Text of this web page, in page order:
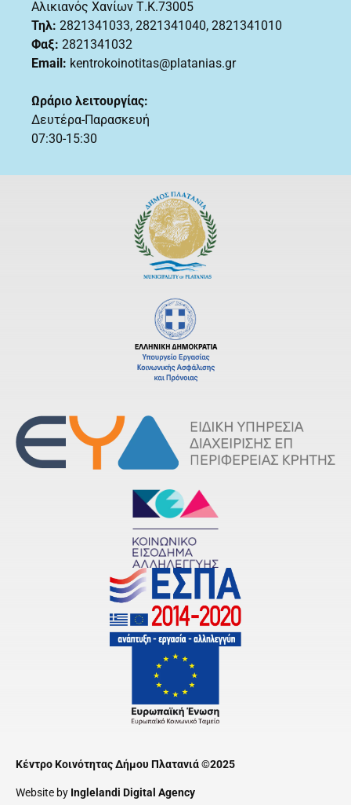
Αλικιανός Χανίων Τ.Κ.73005
Τηλ: 2821341033, 2821341040, 2821341010
Φαξ: 2821341032
Email: kentrokoinotitas@platanias.gr
Ωράριο λειτουργίας:
Δευτέρα-Παρασκευή
07:30-15:30
Κέντρο Κοινότητας Δήμου Πλατανιά ©2025
Website by Inglelandi Digital Agency